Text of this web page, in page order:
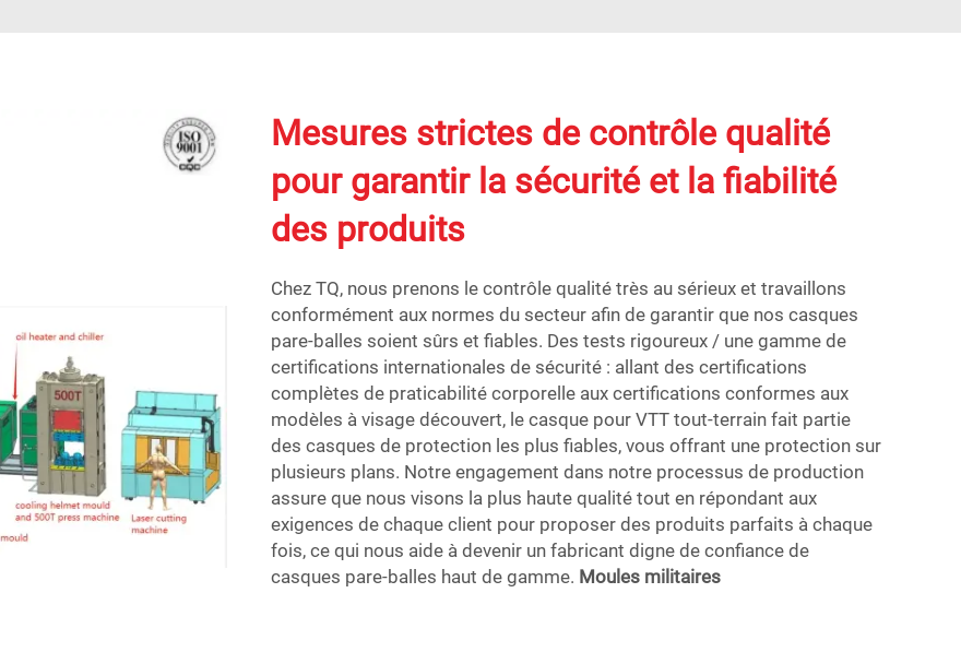
Mesures strictes de contrôle qualité
pour garantir la sécurité et la fiabilité
des produits
Chez TQ, nous prenons le contrôle qualité très au sérieux et travaillons
conformément aux normes du secteur afin de garantir que nos casques
pare-balles soient sûrs et fiables. Des tests rigoureux / une gamme de
certifications internationales de sécurité : allant des certifications
complètes de praticabilité corporelle aux certifications conformes aux
modèles à visage découvert, le casque pour VTT tout-terrain fait partie
des casques de protection les plus fiables, vous offrant une protection sur
plusieurs plans. Notre engagement dans notre processus de production
assure que nous visons la plus haute qualité tout en répondant aux
exigences de chaque client pour proposer des produits parfaits à chaque
fois, ce qui nous aide à devenir un fabricant digne de confiance de
casques pare-balles haut de gamme. Moules militaires